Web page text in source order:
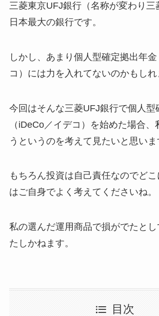
三菱東京UFJ銀行（名称が変わり三
日本最大の銀行です。
しかし、あまり個人型確定拠出年
コ）には力を入れてないのかもしれ
今回はそんな三菱UFJ銀行で個人型
（iDeCo／イデコ）を始めた場合
うというのを考えて見たいと思いま
もちろん投資は自己責任なのでど
はご自身でよく考えてくださいね。
私の選んだ運用商品で損がでたと
たしかねます。
目次